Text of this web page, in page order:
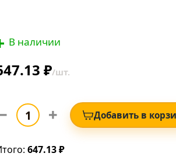
В наличии
₽/шт.
Добавить в
647.13 ₽